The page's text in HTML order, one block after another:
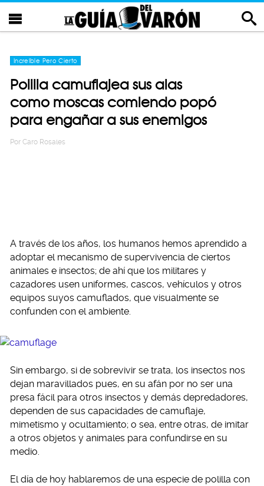
Increíble Pero Cierto
Polilla camuflajea sus alas
como moscas comiendo popó
para engañar a sus enemigos
Por Caro Rosales
A través de los años, los humanos hemos aprendido a
adoptar el mecanismo de supervivencia de ciertos
animales e insectos; de ahí que los militares y
cazadores usen uniformes, cascos, vehículos y otros
equipos suyos camuflados, que visualmente se
confunden con el ambiente.
Sin embargo, si de sobrevivir se trata, los insectos nos
dejan maravillados pues, en su afán por no ser una
presa fácil para otros insectos y demás depredadores,
dependen de sus capacidades de camuflaje,
mimetismo y ocultamiento; o sea, entre otras, de imitar
a otros objetos y animales para confundirse en su
medio.
El día de hoy hablaremos de una especie de polilla con